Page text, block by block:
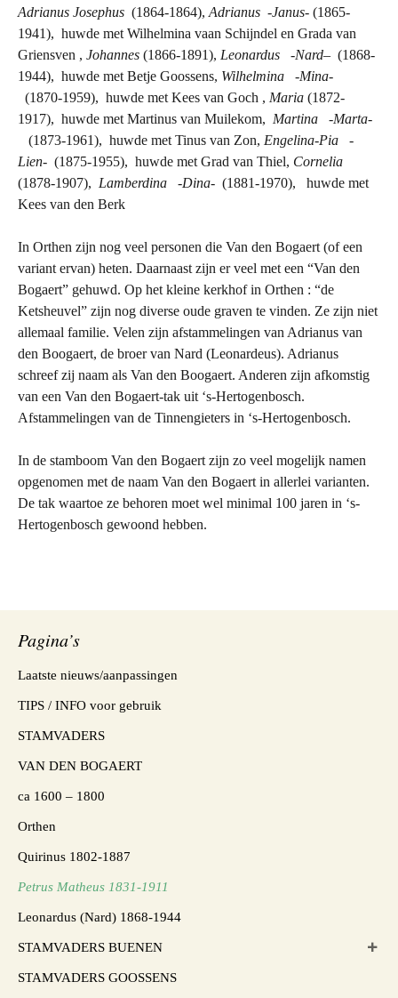
Adrianus Josephus (1864-1864), Adrianus -Janus- (1865-
1941), huwde met Wilhelmina vaan Schijndel en Grada van
Griensven , Johannes (1866-1891), Leonardus -Nard– (1868-
1944), huwde met Betje Goossens, Wilhelmina -Mina-
(1870-1959), huwde met Kees van Goch , Maria (1872-
1917), huwde met Martinus van Muilekom, Martina -Marta-
(1873-1961), huwde met Tinus van Zon, Engelina-Pia -
Lien- (1875-1955), huwde met Grad van Thiel, Cornelia
(1878-1907), Lamberdina -Dina- (1881-1970), huwde met
Kees van den Berk
In Orthen zijn nog veel personen die Van den Bogaert (of een
variant ervan) heten. Daarnaast zijn er veel met een “Van den
Bogaert” gehuwd. Op het kleine kerkhof in Orthen : “de
Ketsheuvel” zijn nog diverse oude graven te vinden. Ze zijn niet
allemaal familie. Velen zijn afstammelingen van Adrianus van
den Boogaert, de broer van Nard (Leonardeus). Adrianus
schreef zij naam als Van den Boogaert. Anderen zijn afkomstig
van een Van den Bogaert-tak uit ‘s-Hertogenbosch.
Afstammelingen van de Tinnengieters in ‘s-Hertogenbosch.
In de stamboom Van den Bogaert zijn zo veel mogelijk namen
opgenomen met de naam Van den Bogaert in allerlei varianten.
De tak waartoe ze behoren moet wel minimal 100 jaren in ‘s-
Hertogenbosch gewoond hebben.
Pagina’s
Laatste nieuws/aanpassingen
TIPS / INFO voor gebruik
STAMVADERS
VAN DEN BOGAERT
ca 1600 – 1800
Orthen
Quirinus 1802-1887
Petrus Matheus 1831-1911
Leonardus (Nard) 1868-1944
STAMVADERS BUENEN
STAMVADERS GOOSSENS